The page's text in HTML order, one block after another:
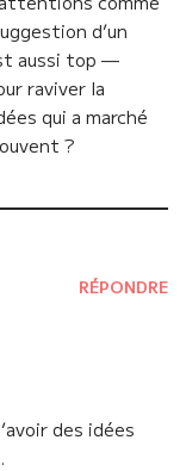
d’un
aussi top —
raviver la
qui a marché
?
RÉPONDRE
des idées